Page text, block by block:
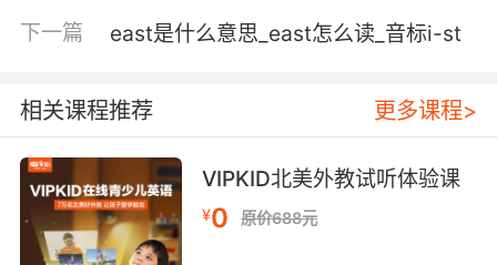
fearless.
还好他有空 他优雅 随和 无所畏惧
7. She keeps telling me how she was never
this way with you, how easygoing she was
when you were a baby.
下一篇 east是什么意思_east怎么读_音标i-st
相关课程推荐 更多课程>
VIPKID北美外教试听体验课
¥0 原价688元